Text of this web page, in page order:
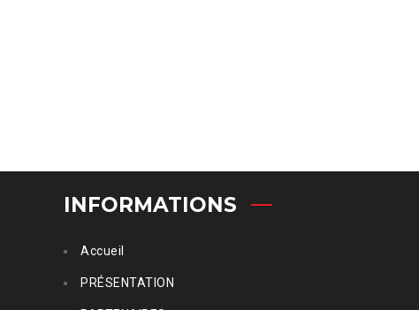
INFORMATIONS
Accueil
PRÉSENTATION